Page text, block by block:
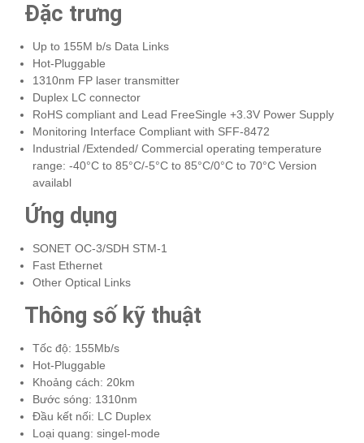
Đặc trưng
Up to 155M b/s Data Links
Hot-Pluggable
1310nm FP laser transmitter
Duplex LC connector
RoHS compliant and Lead FreeSingle +3.3V Power Supply
Monitoring Interface Compliant with SFF-8472
Industrial /Extended/ Commercial operating temperature
range: -40°C to 85°C/-5°C to 85°C/0°C to 70°C Version
availabl
Ứng dụng
SONET OC-3/SDH STM-1
Fast Ethernet
Other Optical Links
Thông số kỹ thuật
Tốc độ: 155Mb/s
Hot-Pluggable
Khoảng cách: 20km
Bước sóng: 1310nm
Đầu kết nối: LC Duplex
Loại quang: singel-mode